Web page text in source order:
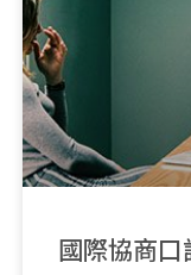
國際協商口